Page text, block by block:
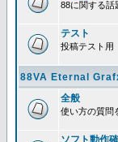
88に関する話
テスト
投稿テスト用
88VA Eternal
全般
使い方の質問
ソフト動作